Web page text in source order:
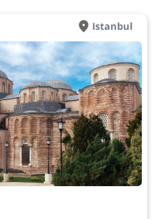
Istanbul